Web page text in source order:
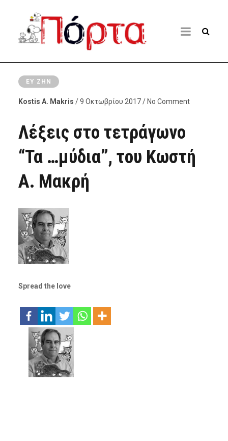
ΕΥ ΖΗΝ
Kostis A. Makris / 9 Οκτωβρίου 2017 / No Comment
Λέξεις στο τετράγωνο
“Τα …μύδια”, του Κωστή
Α. Μακρή
Spread the love